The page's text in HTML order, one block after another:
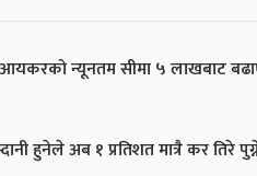
न्यूनतम सीमा ५ लाखबाट
हुनेले अब १ प्रतिशत मात्रै कर तिरे